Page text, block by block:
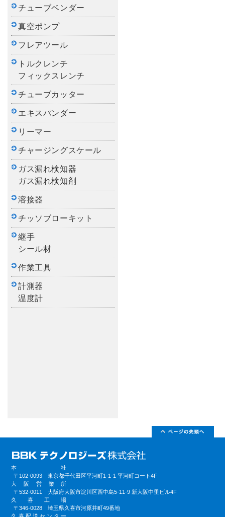
チューブベンダー
真空ポンプ
フレアツール
トルクレンチ
フィックスレンチ
チューブカッター
エキスパンダー
リーマー
チャージングスケール
ガス漏れ検知器
ガス漏れ検知剤
溶接器
チッソブローキット
継手
シール材
作業工具
計測器
温度計
本社
〒102-0093 東京都千代田区平河町1-1-1 平河町コート4F
大阪営業所
〒532-0011 大阪府大阪市淀川区西中島5-11-9 新大阪中里ビル4F
久喜工場
〒346-0028 埼玉県久喜市河原井町49番地